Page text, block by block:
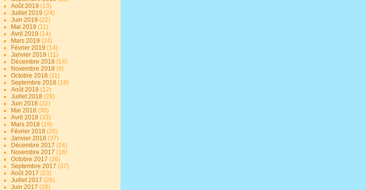
Août 2019(13)
Juillet 2019(24)
Juin 2019(22)
Mai 2019(11)
Avril 2019(14)
Mars 2019(24)
Février 2019(14)
Janvier 2019(11)
Décembre 2018(14)
Novembre 2018(9)
Octobre 2018(11)
Septembre 2018(18)
Août 2018(12)
Juillet 2018(28)
Juin 2018(22)
Mai 2018(30)
Avril 2018(33)
Mars 2018(19)
Février 2018(20)
Janvier 2018(37)
Décembre 2017(24)
Novembre 2017(18)
Octobre 2017(26)
Septembre 2017(37)
Août 2017(23)
Juillet 2017(26)
Juin 2017(28)